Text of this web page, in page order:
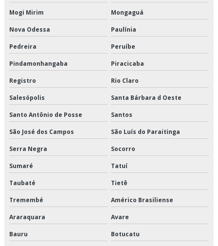
Terceirização de transporte de alimentos perecíveis
Terceirização de transporte de climatizados
Terceirização de transporte de congelados
Terceirização de transporte de refrigerados
Terceirização de transporte fracionado de alimentos perecíveis
Terceirização de transporte produtos congelados
Terceirização de transporte produtos refrigerados
Transportadora de alimentos perecíveis
Transportadora de alimentos sp
Transportadora de carga fracionada em sp
Mogi Mirim Mongaguá
Nova Odessa Paulínia
Pedreira Peruíbe
Pindamonhangaba Piracicaba
Registro Rio Claro
Salesópolis Santa Bárbara d Oeste
Santo Antônio de Posse Santos
São José dos Campos São Luís do Paraitinga
Serra Negra Socorro
Sumaré Tatuí
Taubaté Tietê
Tremembé Américo Brasiliense
Araraquara Avare
Bauru Botucatu